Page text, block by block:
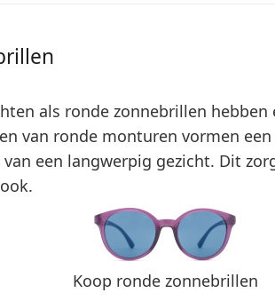
als ronde zonnebrillen
van ronde monturen vormen
van een langwerpig gezicht. Dit
Koop ronde zonnebrillen